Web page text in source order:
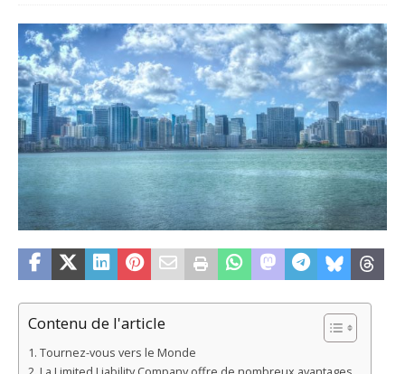
Contenu de l'article
Tournez-vous vers le Monde